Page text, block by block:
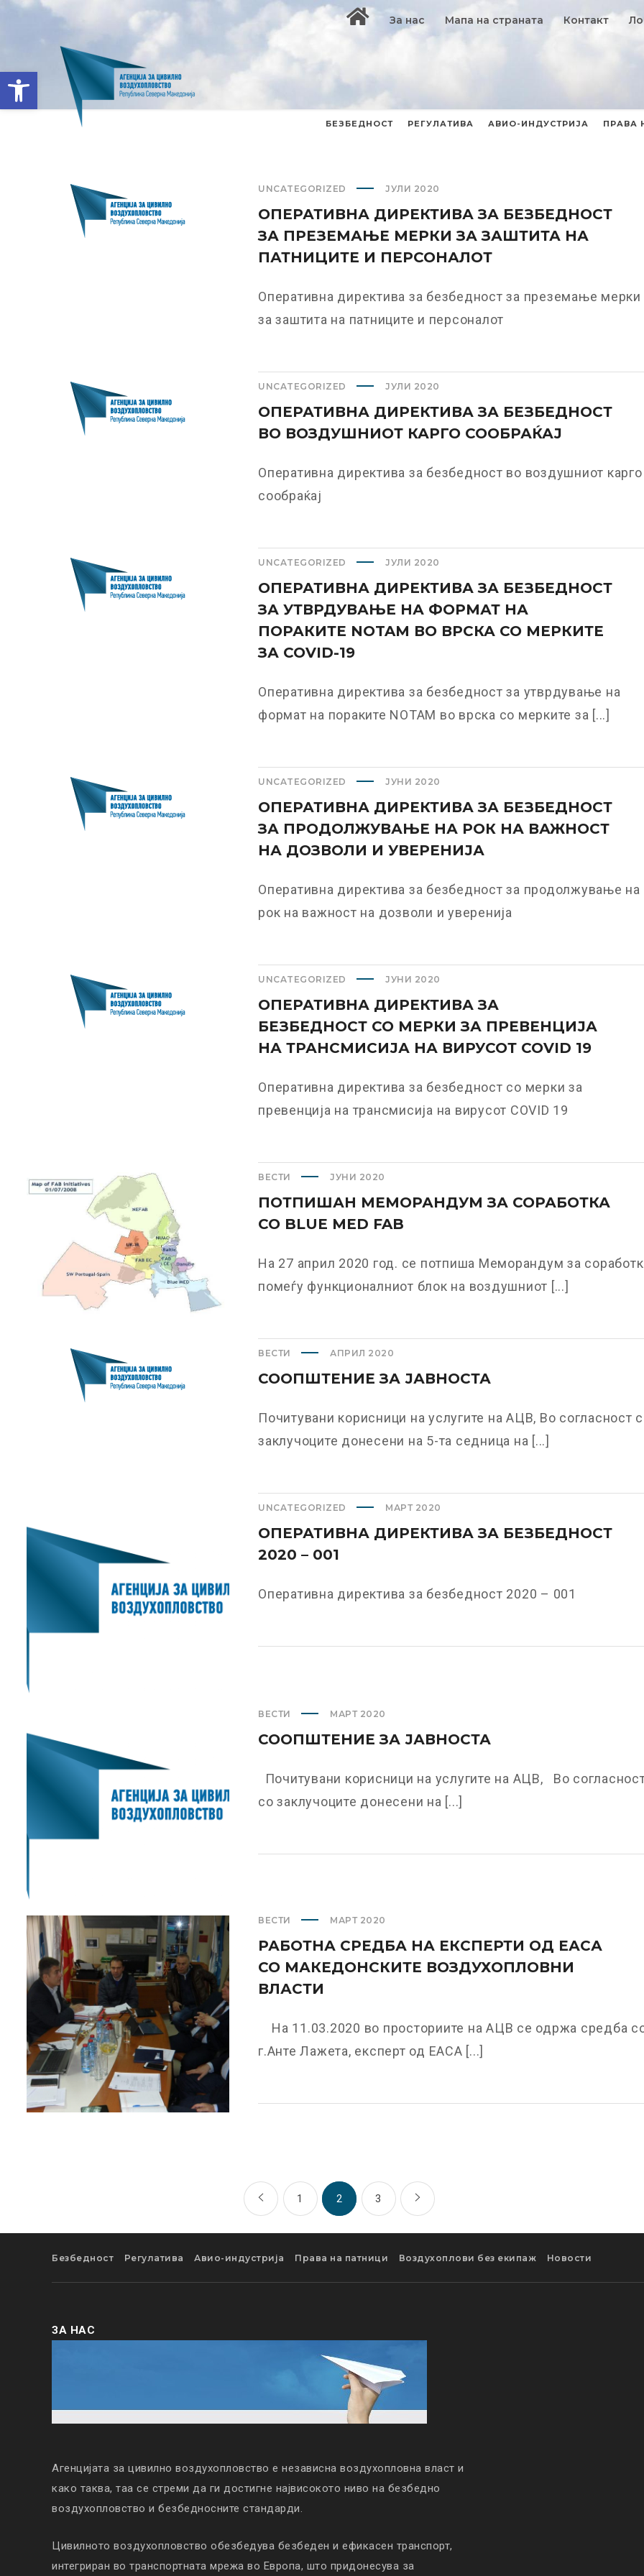
Open toolbar
За нас Мапа на страната Контакт
БЕЗБЕДНОСТ РЕГУЛАТИВА АВИО-ИНДУСТРИЈА ПРАВА
UNCATEGORIZED ЈУЛИ 2020
ОПЕРАТИВНА ДИРЕКТИВА ЗА БЕЗБЕДНОСТ
ЗА ПРЕЗЕМАЊЕ МЕРКИ ЗА ЗАШТИТА НА
ПАТНИЦИТЕ И ПЕРСОНАЛОТ
Оперативна директива за безбедност за преземање мерки
за заштита на патниците и персоналот
UNCATEGORIZED ЈУЛИ 2020
ОПЕРАТИВНА ДИРЕКТИВА ЗА БЕЗБЕДНОСТ
ВО ВОЗДУШНИОТ КАРГО СООБРАЌАЈ
Оперативна директива за безбедност во воздушниот карго
сообраќај
UNCATEGORIZED ЈУЛИ 2020
ОПЕРАТИВНА ДИРЕКТИВА ЗА БЕЗБЕДНОСТ
ЗА УТВРДУВАЊЕ НА ФОРМАТ НА
ПОРАКИТЕ NOTAM ВО ВРСКА СО МЕРКИТЕ
ЗА COVID-19
Оперативна директива за безбедност за утврдување на
формат на пораките NOTAM во врска со мерките за [...]
UNCATEGORIZED ЈУНИ 2020
ОПЕРАТИВНА ДИРЕКТИВА ЗА БЕЗБЕДНОСТ
ЗА ПРОДОЛЖУВАЊЕ НА РОК НА ВАЖНОСТ
НА ДОЗВОЛИ И УВЕРЕНИЈА
Оперативна директива за безбедност за продолжување на
рок на важност на дозволи и уверенија
UNCATEGORIZED ЈУНИ 2020
ОПЕРАТИВНА ДИРЕКТИВА ЗА
БЕЗБЕДНОСТ СО МЕРКИ ЗА ПРЕВЕНЦИЈА
НА ТРАНСМИСИЈА НА ВИРУСОТ COVID 19
Оперативна директива за безбедност со мерки за
превенција на трансмисија на вирусот COVID 19
ВЕСТИ ЈУНИ 2020
ПОТПИШАН МЕМОРАНДУМ ЗА СОРАБОТКА
СО BLUE MED FAB
На 27 април 2020 год. се потпиша Меморандум за
помеѓу функционалниот блок на воздушниот [...]
ВЕСТИ АПРИЛ 2020
СООПШТЕНИЕ ЗА ЈАВНОСТА
Почитувани корисници на услугите на АЦВ, Во согласност
заклучоците донесени на 5-та седница на [...]
UNCATEGORIZED МАРТ 2020
ОПЕРАТИВНА ДИРЕКТИВА ЗА БЕЗБЕДНОСТ
2020 – 001
Оперативна директива за безбедност 2020 – 001
ВЕСТИ МАРТ 2020
СООПШТЕНИЕ ЗА ЈАВНОСТА
Почитувани корисници на услугите на АЦВ, Во
со заклучоците донесени на [...]
ВЕСТИ МАРТ 2020
РАБОТНА СРЕДБА НА ЕКСПЕРТИ ОД ЕАСА
СО МАКЕДОНСКИТЕ ВОЗДУХОПЛОВНИ
ВЛАСТИ
На 11.03.2020 во просториите на АЦВ се одржа средба
г.Анте Лажета, експерт од ЕАСА [...]
1 2 3
Безбедност Регулатива Авио-индустрија Права на патници Воздухоплови без екипаж Новости
ЗА НАС
Агенцијата за цивилно воздухопловство е независна воздухопловна власт и
како таква, таа се стреми да ги достигне највисокото ниво на безбедно
воздухопловство и безбедносните стандарди.
Цивилното воздухопловство обезбедува безбеден и ефикасен транспорт,
интегриран во транспортната мрежа во Европа, што придонесува за